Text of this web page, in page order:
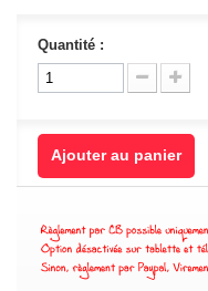
Quantité :
Ajouter au panier